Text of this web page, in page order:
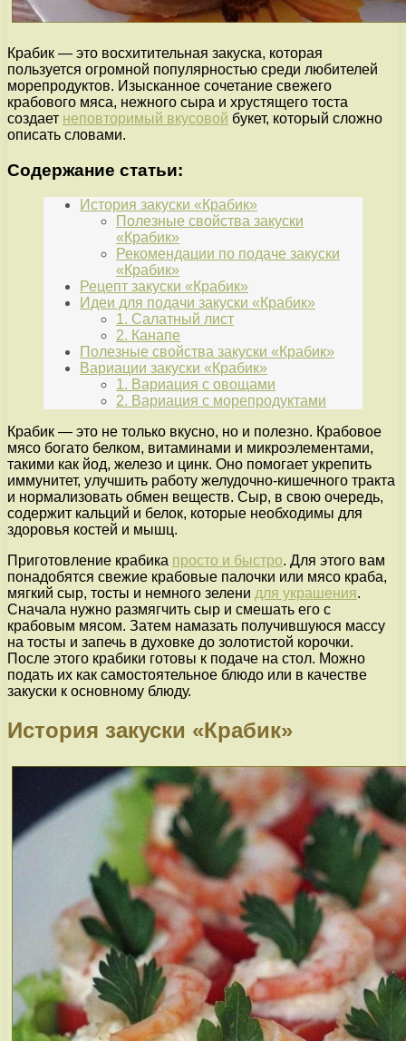
Крабик — это восхитительная закуска, которая
пользуется огромной популярностью среди любителей
морепродуктов. Изысканное сочетание свежего
крабового мяса, нежного сыра и хрустящего тоста
создает неповторимый вкусовой букет, который сложно
описать словами.
Содержание статьи:
История закуски «Крабик»
Полезные свойства закуски
«Крабик»
Рекомендации по подаче закуски
«Крабик»
Рецепт закуски «Крабик»
Идеи для подачи закуски «Крабик»
1. Салатный лист
2. Канапе
Полезные свойства закуски «Крабик»
Вариации закуски «Крабик»
1. Вариация с овощами
2. Вариация с морепродуктами
Крабик — это не только вкусно, но и полезно. Крабовое
мясо богато белком, витаминами и микроэлементами,
такими как йод, железо и цинк. Оно помогает укрепить
иммунитет, улучшить работу желудочно-кишечного тракта
и нормализовать обмен веществ. Сыр, в свою очередь,
содержит кальций и белок, которые необходимы для
здоровья костей и мышц.
Приготовление крабика просто и быстро. Для этого вам
понадобятся свежие крабовые палочки или мясо краба,
мягкий сыр, тосты и немного зелени для украшения.
Сначала нужно размягчить сыр и смешать его с
крабовым мясом. Затем намазать получившуюся массу
на тосты и запечь в духовке до золотистой корочки.
После этого крабики готовы к подаче на стол. Можно
подать их как самостоятельное блюдо или в качестве
закуски к основному блюду.
История закуски «Крабик»